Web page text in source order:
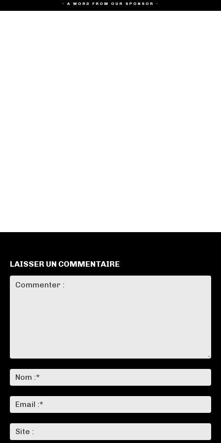
- A WORD FROM OUR SPONSOR -
LAISSER UN COMMENTAIRE
:*
:*
: